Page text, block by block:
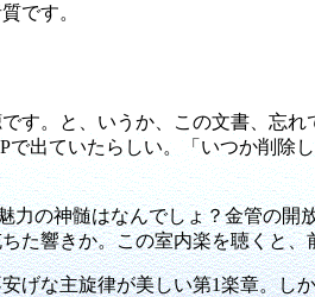
です。
す。と、いうか、この文書、忘れ
で出ていたらしい。「いつか削除
の神髄はなんでしょ？金管の開
た響きか。この室内楽を聴くと
な主旋律が美しい第1楽章。しか